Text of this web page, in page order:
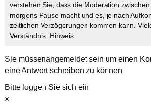
verstehen Sie, dass die Moderation
morgens Pause macht und es, je nach
zeitlichen Verzögerungen kommen kann.
Verständnis. Hinweis
Sie müssenangemeldetsein um einen
eine Antwort schreiben zu können
Bitte loggen Sie sich ein
×